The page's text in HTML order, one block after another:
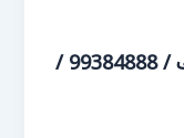
رقم مقوي شبكة 5g عبدالله مبارك / 99384888 /